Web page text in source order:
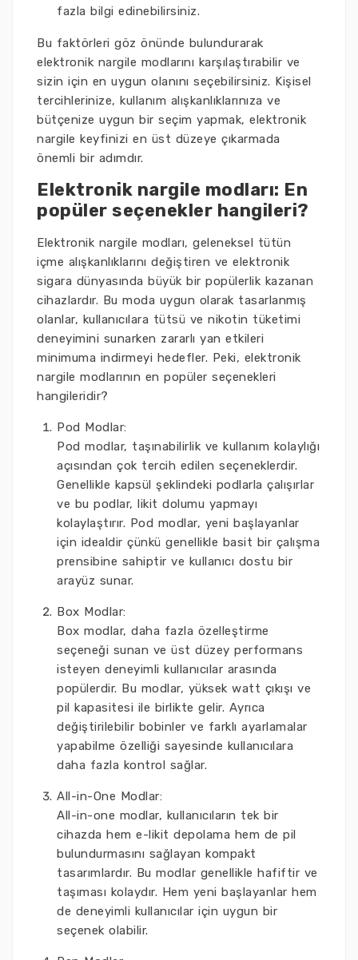
fazla bilgi edinebilirsiniz.
Bu faktörleri göz önünde bulundurarak
elektronik nargile modlarını karşılaştırabilir ve
sizin için en uygun olanını seçebilirsiniz. Kişisel
tercihlerinize, kullanım alışkanlıklarınıza ve
bütçenize uygun bir seçim yapmak, elektronik
nargile keyfinizi en üst düzeye çıkarmada
önemli bir adımdır.
Elektronik nargile modları: En
popüler seçenekler hangileri?
Elektronik nargile modları, geleneksel tütün
içme alışkanlıklarını değiştiren ve elektronik
sigara dünyasında büyük bir popülerlik kazanan
cihazlardır. Bu moda uygun olarak tasarlanmış
olanlar, kullanıcılara tütsü ve nikotin tüketimi
deneyimini sunarken zararlı yan etkileri
minimuma indirmeyi hedefler. Peki, elektronik
nargile modlarının en popüler seçenekleri
hangileridir?
Pod Modlar:
Pod modlar, taşınabilirlik ve kullanım kolaylığı
açısından çok tercih edilen seçeneklerdir.
Genellikle kapsül şeklindeki podlarla çalışırlar
ve bu podlar, likit dolumu yapmayı
kolaylaştırır. Pod modlar, yeni başlayanlar
için idealdir çünkü genellikle basit bir çalışma
prensibine sahiptir ve kullanıcı dostu bir
arayüz sunar.
Box Modlar:
Box modlar, daha fazla özelleştirme
seçeneği sunan ve üst düzey performans
isteyen deneyimli kullanıcılar arasında
popülerdir. Bu modlar, yüksek watt çıkışı ve
pil kapasitesi ile birlikte gelir. Ayrıca
değiştirilebilir bobinler ve farklı ayarlamalar
yapabilme özelliği sayesinde kullanıcılara
daha fazla kontrol sağlar.
All-in-One Modlar:
All-in-one modlar, kullanıcıların tek bir
cihazda hem e-likit depolama hem de pil
bulundurmasını sağlayan kompakt
tasarımlardır. Bu modlar genellikle hafiftir ve
taşıması kolaydır. Hem yeni başlayanlar hem
de deneyimli kullanıcılar için uygun bir
seçenek olabilir.